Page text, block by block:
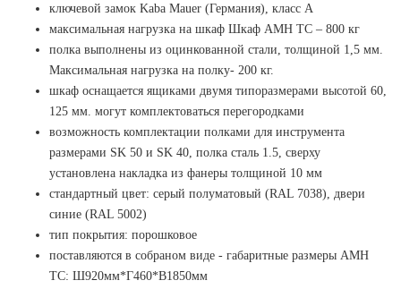
ключевой замок Kaba Mauer (Германия), класс A
максимальная нагрузка на шкаф Шкаф AMH TC – 800 кг
полка выполнены из оцинкованной стали, толщиной 1,5 мм.
Максимальная нагрузка на полку- 200 кг.
шкаф оснащается ящиками двумя типоразмерами высотой 60,
125 мм. могут комплектоваться перегородками
возможность комплектации полками для инструмента
размерами SK 50 и SK 40, полка сталь 1.5, сверху
установлена накладка из фанеры толщиной 10 мм
стандартный цвет: серый полуматовый (RAL 7038), двери
синие (RAL 5002)
тип покрытия: порошковое
поставляются в собраном виде - габаритные размеры AMH
TC: Ш920мм*Г460*В1850мм